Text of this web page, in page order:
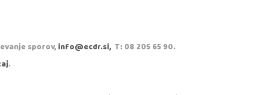
sporov,info@ecdr.si, T: 08 205 65 90.
.